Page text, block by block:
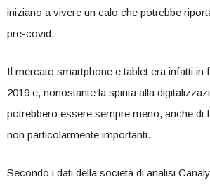
iniziano a vivere un calo che potrebbe
pre-covid.
Il mercato smartphone e tablet era infatti in
2019 e, nonostante la spinta alla
potrebbero essere sempre meno, anche di
non particolarmente importanti.
Secondo i dati della società di analisi